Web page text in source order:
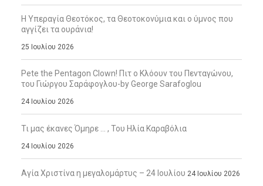
Η Υπεραγία Θεοτόκος, τα Θεοτοκονύμια και ο ύμνος που
αγγίζει τα ουράνια!
25 Ιουλίου 2026
Pete the Pentagon Clown! Πιτ ο Κλόουν του Πενταγώνου,
του Γιώργου Σαράφογλου-by George Sarafoglou
24 Ιουλίου 2026
Τι μας έκανες Όμηρε … , Του Ηλία Καραβόλια
24 Ιουλίου 2026
Αγία Χριστίνα η μεγαλομάρτυς – 24 Ιουλίου 24 Ιουλίου 2026